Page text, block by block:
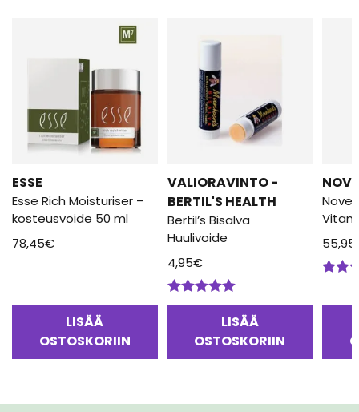
ESSE
Esse Rich Moisturiser –
kosteusvoide 50 ml
78,45€
LISÄÄ
OSTOSKORIIN
VALIORAVINTO -
BERTIL'S HEALTH
Bertil’s Bisalva
Huulivoide
4,95€
Arvostelu
tuotteesta:LISÄÄ
OSTOSKORIIN
55,95